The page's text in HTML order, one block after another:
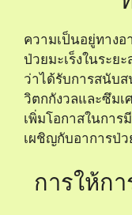
ความเป็นอยู่ทาง
ป่วยมะเร็งในระย
ว่าได้รับการสนับ
วิตกกังวลและซึมเ
เพิ่มโอกาสในกา
เผชิญกับอาการป่
การให้ก